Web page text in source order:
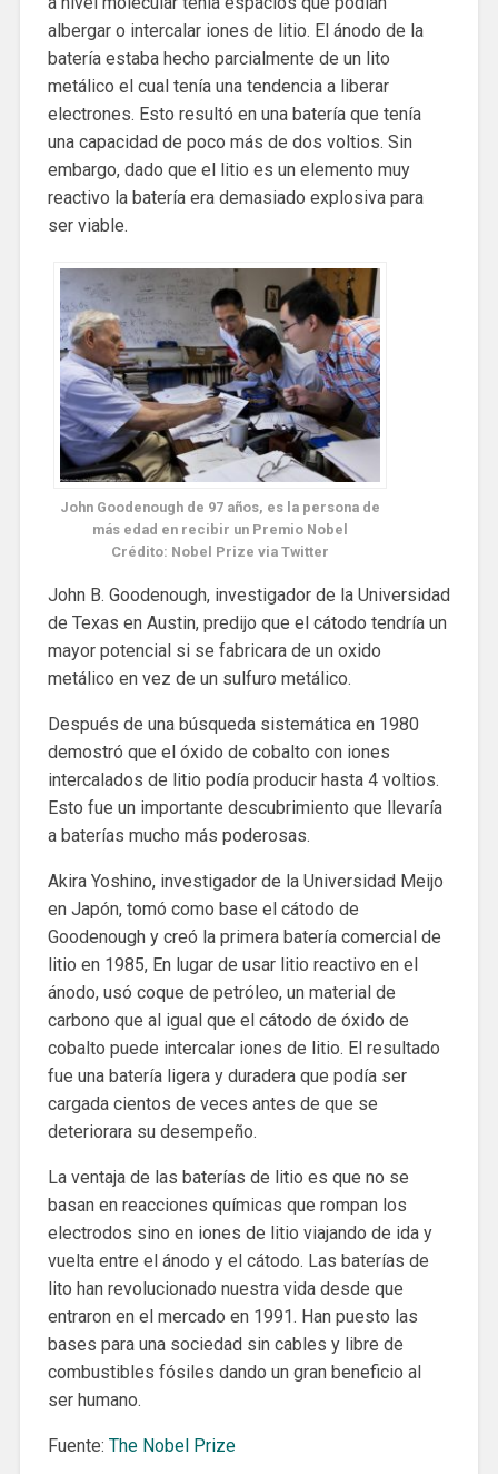
albergar o intercalar iones de litio. El ánodo de la
batería estaba hecho parcialmente de un lito
metálico el cual tenía una tendencia a liberar
electrones. Esto resultó en una batería que tenía
una capacidad de poco más de dos voltios. Sin
embargo, dado que el litio es un elemento muy
reactivo la batería era demasiado explosiva para
ser viable.
John Goodenough de 97 años, es la persona de
más edad en recibir un Premio Nobel
Crédito: Nobel Prize via Twitter
John B. Goodenough, investigador de la Universidad
de Texas en Austin, predijo que el cátodo tendría un
mayor potencial si se fabricara de un oxido
metálico en vez de un sulfuro metálico.
Después de una búsqueda sistemática en 1980
demostró que el óxido de cobalto con iones
intercalados de litio podía producir hasta 4 voltios.
Esto fue un importante descubrimiento que llevaría
a baterías mucho más poderosas.
Akira Yoshino, investigador de la Universidad Meijo
en Japón, tomó como base el cátodo de
Goodenough y creó la primera batería comercial de
litio en 1985, En lugar de usar litio reactivo en el
ánodo, usó coque de petróleo, un material de
carbono que al igual que el cátodo de óxido de
cobalto puede intercalar iones de litio. El resultado
fue una batería ligera y duradera que podía ser
cargada cientos de veces antes de que se
deteriorara su desempeño.
La ventaja de las baterías de litio es que no se
basan en reacciones químicas que rompan los
electrodos sino en iones de litio viajando de ida y
vuelta entre el ánodo y el cátodo. Las baterías de
lito han revolucionado nuestra vida desde que
entraron en el mercado en 1991. Han puesto las
bases para una sociedad sin cables y libre de
combustibles fósiles dando un gran beneficio al
ser humano.
Fuente: The Nobel Prize